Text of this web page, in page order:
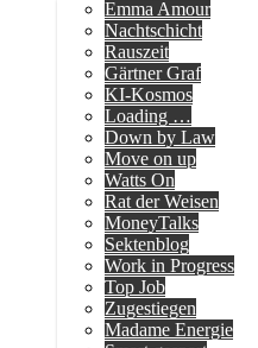
Emma Amour
Nachtschicht
Rauszeit
Gärtner Graf
KI-Kosmos
Loading …
Down by Law
Move on up
Watts On
Rat der Weisen
MoneyTalks
Sektenblog
Work in Progress
Top Job
Zugestiegen
Madame Energie